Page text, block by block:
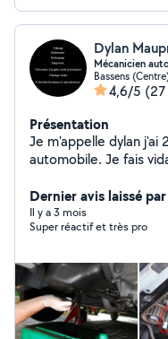
Dylan
Mécanicien
Bassens
4,6/5 (27
Présentation
Je m'appelle dylan j'ai
automobile. Je fais
Diagnostic avec valise Train avant Distribution
Embrayage Je me
mon domicile pour les travaux. Je suis
Dernier avis laissé
Il y a 3 mois
Super réactif et très pro